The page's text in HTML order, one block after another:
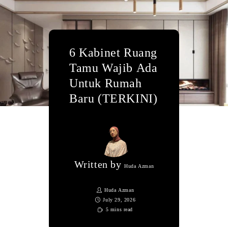
6 Kabinet Ruang
Tamu Wajib Ada
Untuk Rumah
Baru (TERKINI)
Written byHuda Azman
Huda Azman
July 29, 2026
5 mins read